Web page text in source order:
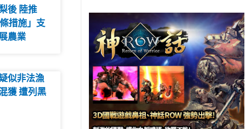
後 陸推
措施」支
農業
似非法漁
獲 遭列黑